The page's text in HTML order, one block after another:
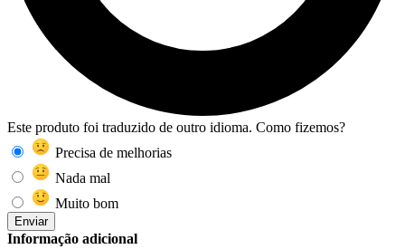
Este produto foi traduzido de outro idioma. Como fizemos?
Precisa de melhorias
Nada mal
Muito bom
Enviar
Informação adicional